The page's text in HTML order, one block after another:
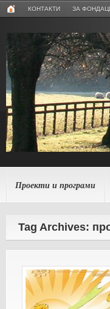
КОНТАКТИ ЗА
Проекти и програми
Tag Archives: